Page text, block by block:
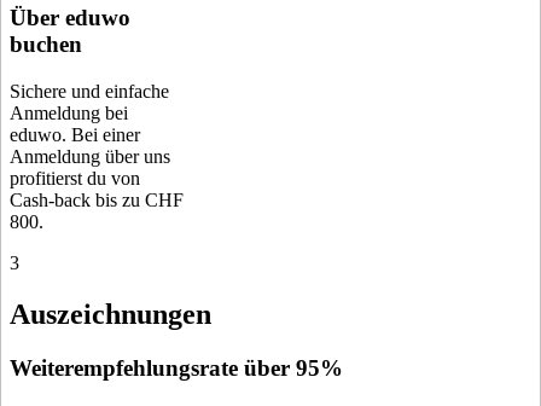
Über eduwo
buchen
Sichere und einfache
Anmeldung bei
eduwo. Bei einer
Anmeldung über uns
profitierst du von
Cash-back bis zu CHF
800.
3
Auszeichnungen
Weiterempfehlungsrate über 95%